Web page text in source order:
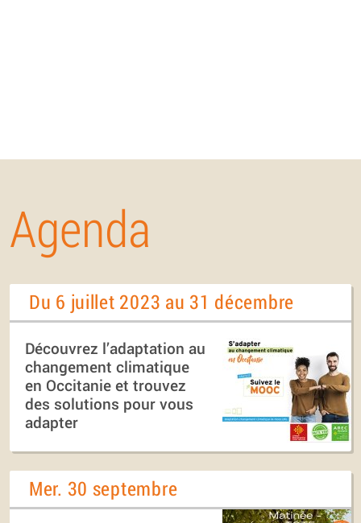
Agenda
Du 6 juillet 2023 au 31 décembre
Découvrez l’adaptation au
changement climatique
en Occitanie et trouvez
des solutions pour vous
adapter
Mer. 30 septembre